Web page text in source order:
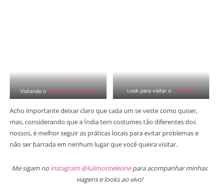
Visitando o Jatayu Earth Center Look para visitar o Taj Mahal
Acho importante deixar claro que cada um se veste como quiser,
mas, considerando que a Índia tem costumes tão diferentes dos
nossos, é melhor seguir as práticas locais para evitar problemas e
não ser barrada em nenhum lugar que você queira visitar.
Me sigam no instagram @lulimonteleonepara acompanhar minhas
viagens e looks ao vivo!